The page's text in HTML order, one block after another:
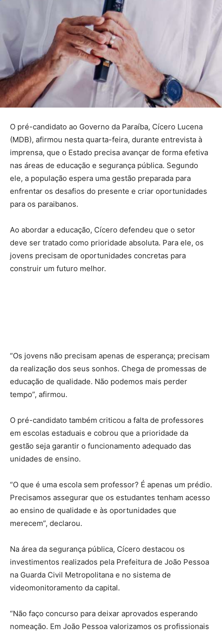
O pré-candidato ao Governo da Paraíba, Cícero Lucena
(MDB), afirmou nesta quarta-feira, durante entrevista à
imprensa, que o Estado precisa avançar de forma efetiva
nas áreas de educação e segurança pública. Segundo
ele, a população espera uma gestão preparada para
enfrentar os desafios do presente e criar oportunidades
para os paraibanos.
Ao abordar a educação, Cícero defendeu que o setor
deve ser tratado como prioridade absoluta. Para ele, os
jovens precisam de oportunidades concretas para
construir um futuro melhor.
“Os jovens não precisam apenas de esperança; precisam
da realização dos seus sonhos. Chega de promessas de
educação de qualidade. Não podemos mais perder
tempo”, afirmou.
O pré-candidato também criticou a falta de professores
em escolas estaduais e cobrou que a prioridade da
gestão seja garantir o funcionamento adequado das
unidades de ensino.
“O que é uma escola sem professor? É apenas um prédio.
Precisamos assegurar que os estudantes tenham acesso
ao ensino de qualidade e às oportunidades que
merecem”, declarou.
Na área da segurança pública, Cícero destacou os
investimentos realizados pela Prefeitura de João Pessoa
na Guarda Civil Metropolitana e no sistema de
videomonitoramento da capital.
“Não faço concurso para deixar aprovados esperando
nomeação. Em João Pessoa valorizamos os profissionais